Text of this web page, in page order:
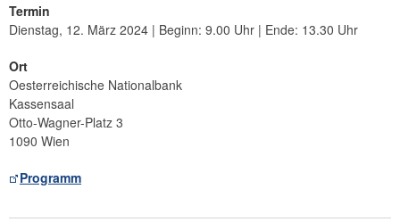
Termin
Dienstag, 12. März 2024 | Beginn: 9.00 Uhr | Ende: 13.30 Uhr
Ort
Oesterreichische Nationalbank
Kassensaal
Otto-Wagner-Platz 3
1090 Wien
Programm